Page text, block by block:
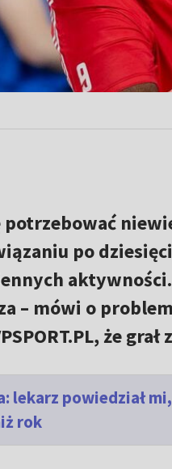
po
aktywności.
– mówi o
że
lekarz powiedział
rok